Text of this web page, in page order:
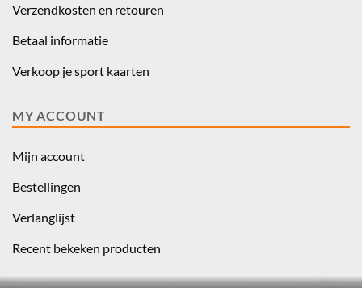
Verzendkosten en retouren
Betaal informatie
Verkoop je sport kaarten
MY ACCOUNT
Mijn account
Bestellingen
Verlanglijst
Recent bekeken producten